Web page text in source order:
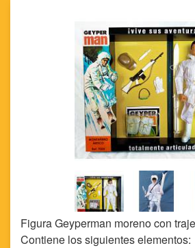
Figura Geyperman moreno con
Contiene los siguientes elementos: